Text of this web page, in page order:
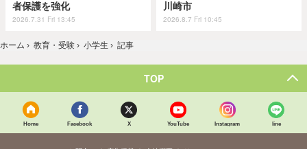
者保護を強化
2026.7.31 Fri 13:45
川崎市
2026.8.7 Fri 10:45
ホーム › 教育・受験 › 小学生 › 記事
TOP
Home Facebook X YouTube Instagram line